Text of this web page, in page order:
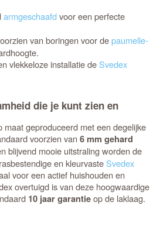
armgeschaafdvoor een perfecte
van boringen voor depaumelle-
vlekkeloze installatie deSvedex
die je kunt zien en
maat geproduceerd met een degelijke
voorzien van6 mm gehard
blijvend mooie uitstraling worden de
en kleurvasteSvedex
voor een actief huishouden en
overtuigd is van deze hoogwaardige
10 jaar garantieop de laklaag.